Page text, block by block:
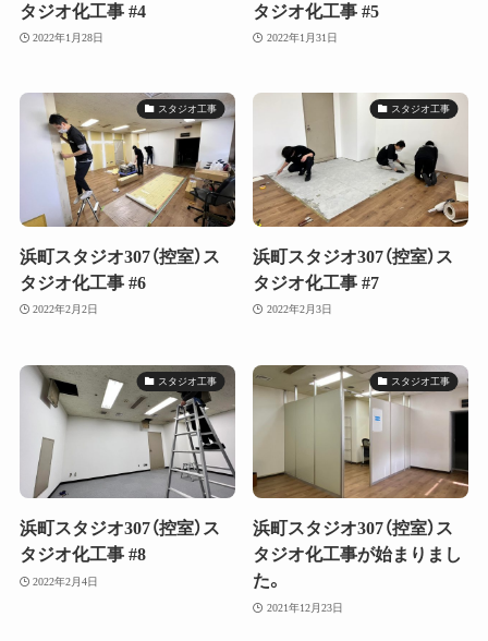
タジオ化工事 #4
2022年1月28日
タジオ化工事 #5
2022年1月31日
スタジオ工事
浜町スタジオ307（控室）ス
タジオ化工事 #6
2022年2月2日
スタジオ工事
浜町スタジオ307（控室）ス
タジオ化工事 #7
2022年2月3日
スタジオ工事
浜町スタジオ307（控室）ス
タジオ化工事 #8
2022年2月4日
スタジオ工事
浜町スタジオ307（控室）ス
タジオ化工事が始まりまし
た。
2021年12月23日